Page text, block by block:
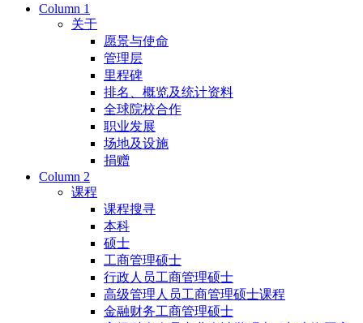
Column 1
关于
愿景与使命
管理层
里程碑
排名、概览及统计资料
全球院校合作
职业发展
场地及设施
捐赠
Column 2
课程
课程搜寻
本科
硕士
工商管理硕士
行政人员工商管理硕士
高级管理人员工商管理硕士课程
金融财务工商管理硕士